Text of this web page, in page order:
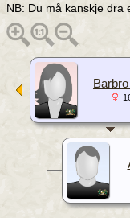
NB: Du må kanskje dra